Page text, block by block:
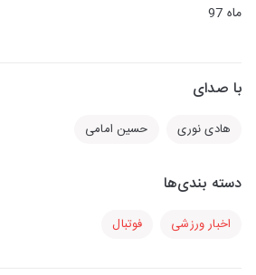
ماه 97
با صدای
هادی نوری حسین امامی
دسته بندی‌ها
اخبار ورزشی فوتبال